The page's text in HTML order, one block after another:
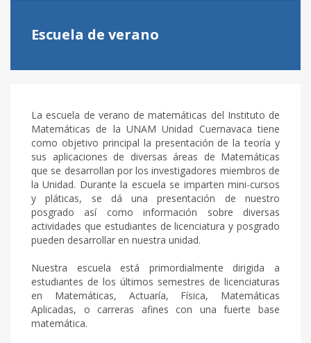
Escuela de verano
La escuela de verano de matemáticas del Instituto de
Matemáticas de la UNAM Unidad Cuernavaca tiene
como objetivo principal la presentación de la teoría y
sus aplicaciones de diversas áreas de Matemáticas
que se desarrollan por los investigadores miembros de
la Unidad. Durante la escuela se imparten mini-cursos
y pláticas, se dá una presentación de nuestro
posgrado así como información sobre diversas
actividades que estudiantes de licenciatura y posgrado
pueden desarrollar en nuestra unidad.
Nuestra escuela está primordialmente dirigida a
estudiantes de los últimos semestres de licenciaturas
en Matemáticas, Actuaría, Física, Matemáticas
Aplicadas, o carreras afines con una fuerte base
matemática.